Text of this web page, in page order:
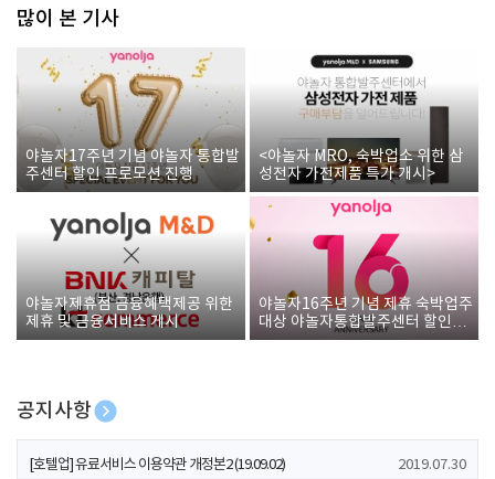
많이 본 기사
야놀자17주년 기념 야놀자 통합발
주센터 할인 프로모션 진행
<야놀자 MRO, 숙박업소 위한 삼
성전자 가전제품 특가 개시>
야놀자제휴점 금융혜택제공 위한
제휴 및 금융서비스 게시
야놀자16주년 기념 제휴 숙박업주
대상 야놀자통합발주센터 할인쿠
폰 증정
공지사항
[호텔업] 개인정보 처리방침 개정본1 (19.09.02)
[호텔업] 유료서비스 이용약관 개정본2 (19.09.02) 2019.07.30